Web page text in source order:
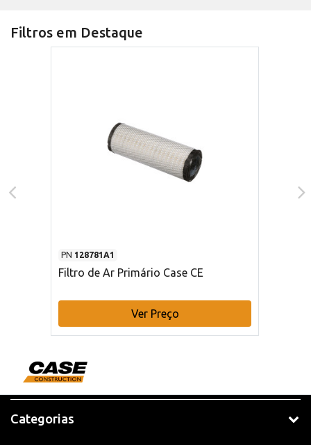
Filtros em Destaque
PN 128781A1
Filtro de Ar Primário Case CE
Ver Preço
Categorias